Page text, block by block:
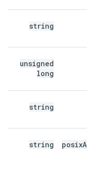
string
unsigned
long
string
string